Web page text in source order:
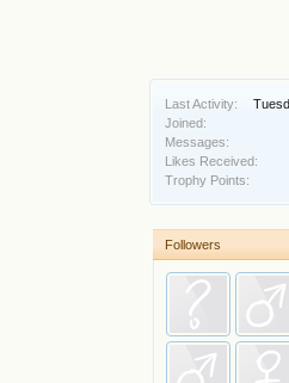
Last Activity:
Joined:
Messages:
Likes Received:
Trophy Points:
Followers